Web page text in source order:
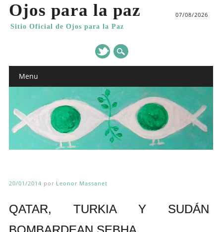
Ojos para la paz
Sitio Oficial de Ojos para la Paz
07/08/2026
Main menu
Menu
20/01/2014 por Leonor Massanet
QATAR, TURKIA Y SUDÁN